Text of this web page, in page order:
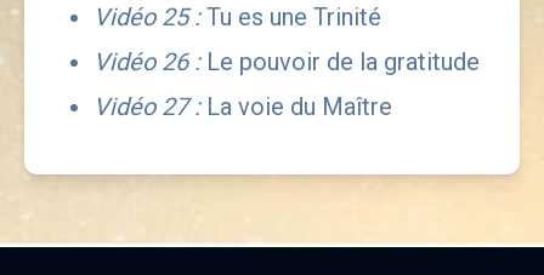
Vidéo 25 : Tu es une Trinité
Vidéo 26 : Le pouvoir de la gratitude
Vidéo 27 : La voie du Maître